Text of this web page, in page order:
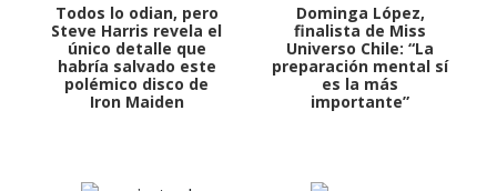
Todos lo odian, pero
Steve Harris revela el
único detalle que
habría salvado este
polémico disco de
Iron Maiden
Dominga López,
finalista de Miss
Universo Chile: “La
preparación mental sí
es la más
importante”